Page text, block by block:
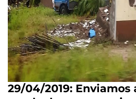
29/04/2019: Enviamos